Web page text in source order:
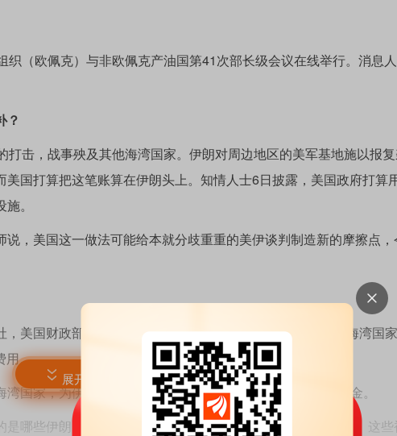
（欧佩克）与非欧佩克产油国第41次部长级会议在线举行。消息
？
击，战事殃及其他海湾国家。伊朗对周边地区的美军基地施以报复
国打算把这笔账算在伊朗头上。知情人士6日披露，美国政府打算
。
，美国这一做法可能给本就分歧重重的美伊谈判制造新的摩擦点，
国财政部长贝森特已经责成一个工作组评估“伊朗对周边海湾国
用。
家，为伊朗“未来”可能造成的损失提前预备修复与重建资金。
些伊朗资产，但似乎不仅限于伊朗被西方冻结的海外资产。这些
展开阅读全文